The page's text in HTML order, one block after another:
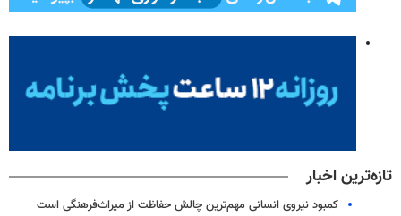
تازه‌ترین اخبار
کمبود نیروی انسانی مهم‌ترین چالش حفاظت از میراث‌فرهنگی است